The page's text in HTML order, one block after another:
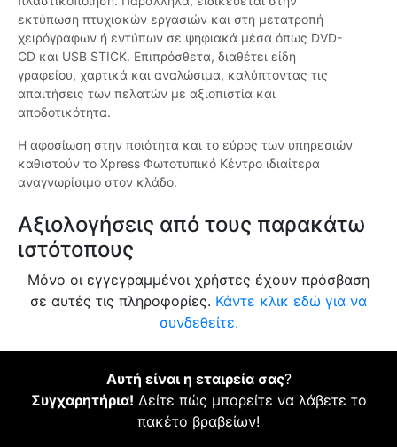
εκτύπωση πτυχιακών εργασιών και στη μετατροπή
χειρόγραφων ή εντύπων σε ψηφιακά μέσα όπως DVD-
CD και USB STICK. Επιπρόσθετα, διαθέτει είδη
γραφείου, χαρτικά και αναλώσιμα, καλύπτοντας τις
απαιτήσεις των πελατών με αξιοπιστία και
αποδοτικότητα.
Η αφοσίωση στην ποιότητα και το εύρος των υπηρεσιών
καθιστούν το Xpress Φωτοτυπικό Κέντρο ιδιαίτερα
αναγνωρίσιμο στον κλάδο.
Αξιολογήσεις από τους παρακάτω
ιστότοπους
Μόνο οι εγγεγραμμένοι χρήστες έχουν πρόσβαση
σε αυτές τις πληροφορίες. Κάντε κλικ εδώ για να
συνδεθείτε.
Αυτή είναι η εταιρεία σας?
Συγχαρητήρια! Δείτε πώς μπορείτε να λάβετε το
πακέτο βραβείων!